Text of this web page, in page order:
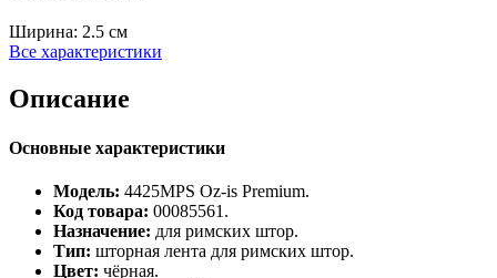
Ширина: 2.5 см
Все характеристики
Описание
Основные характеристики
Модель: 4425MPS Oz‑is Premium.
Код товара: 00085561.
Назначение: для римских штор.
Тип: шторная лента для римских штор.
Цвет: чёрная.